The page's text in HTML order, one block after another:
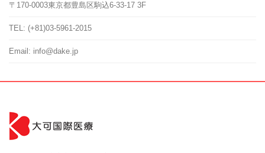
〒170-0003東京都豊島区駒込6-33-17 3F
TEL: (+81)03-5961-2015
Email: info@dake.jp